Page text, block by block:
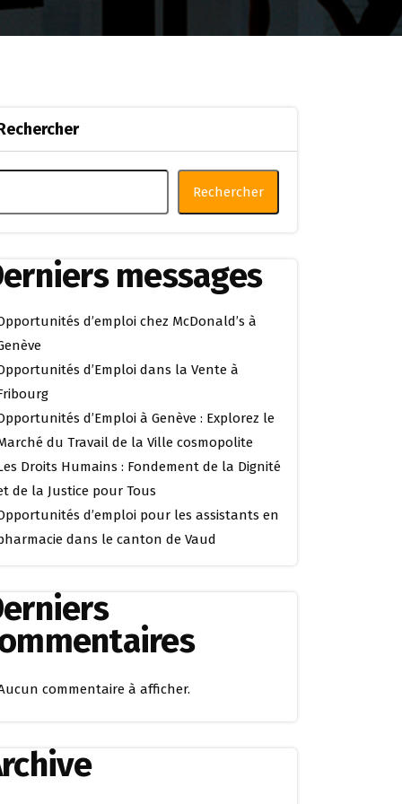
Rechercher
messages
d’emploi chez McDonald’s à
d’Emploi dans la Vente à
d’Emploi à Genève : Explorez le
du Travail de la Ville cosmopolite
Droits Humains : Fondement de la Dignité
de la Justice pour Tous
d’emploi pour les assistants en
dans le canton de Vaud
commentaire à afficher.